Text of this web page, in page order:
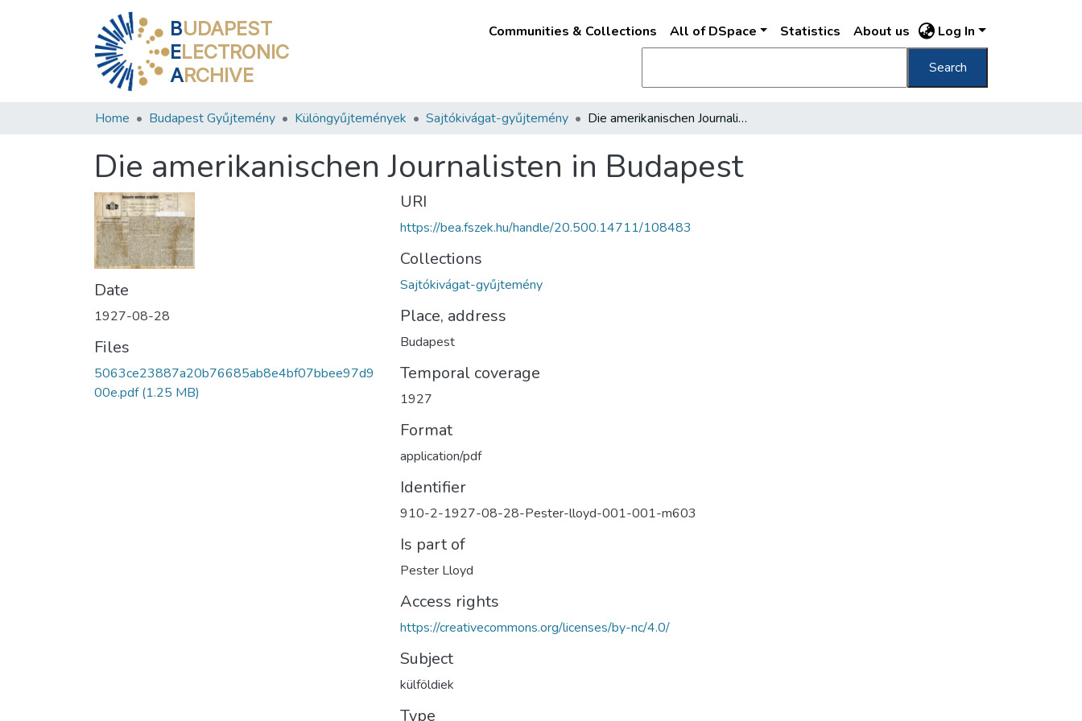
BUDAPEST
ELECTRONIC
ARCHIVE
Communities & Collections All of DSpace Statistics About us Log In
Search
Home Budapest Gyűjtemény Különgyűjtemények Sajtókivágat-gyűjtemény Die amerikanischen Journalisten in Budapest
Die amerikanischen Journalisten in Budapest
Date
1927-08-28
Files
5063ce23887a20b76685ab8e4bf07bbee97d9
00e.pdf(1.25 MB)
URI
https://bea.fszek.hu/handle/20.500.14711/108483
Collections
Sajtókivágat-gyűjtemény
Place, address
Budapest
Temporal coverage
1927
Format
application/pdf
Identifier
910-2-1927-08-28-Pester-lloyd-001-001-m603
Is part of
Pester Lloyd
Access rights
https://creativecommons.org/licenses/by-nc/4.0/
Subject
külföldiek
Type